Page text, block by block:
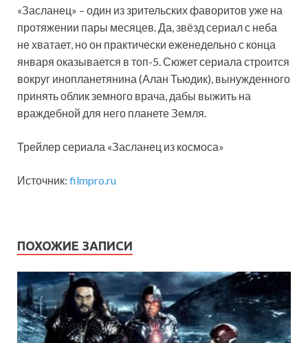
«Засланец» – один из зрительских фаворитов уже на
протяжении пары месяцев. Да, звёзд сериал с неба
не хватает, но он практически еженедельно с конца
января оказывается в топ-5. Сюжет сериала строится
вокруг инопланетянина (Алан Тьюдик), вынужденного
принять облик земного врача, дабы выжить на
враждебной для него планете Земля.
Трейлер сериала «Засланец из космоса»
Источник: filmpro.ru
ПОХОЖИЕ ЗАПИСИ